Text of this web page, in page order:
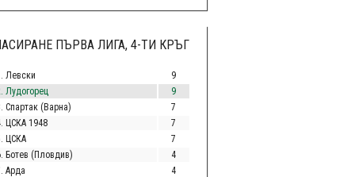
ПЪРВА ЛИГА, 4-ТИ КРЪГ
Левски
9
Лудогорец
9
Спартак (Варна)
7
ЦСКА 1948
7
ЦСКА
7
Ботев (Пловдив)
4
Арда
4